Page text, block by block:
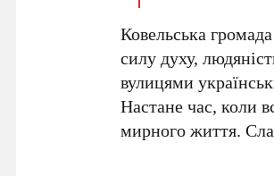
Ковельська
силу духу,
вулицями
Настане час, коли
мирного життя.